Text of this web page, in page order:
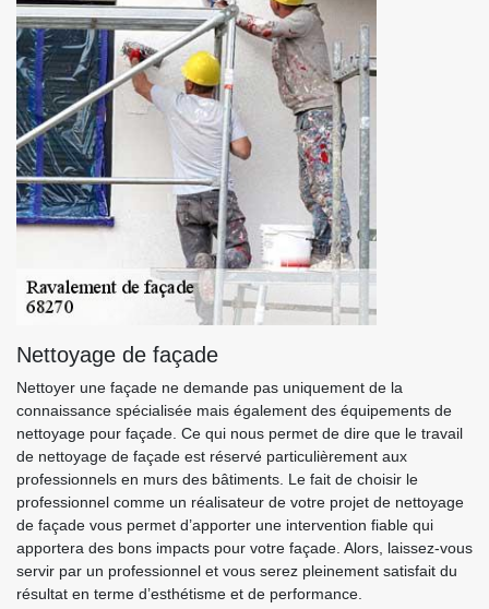
Nettoyage de façade
Nettoyer une façade ne demande pas uniquement de la
connaissance spécialisée mais également des équipements de
nettoyage pour façade. Ce qui nous permet de dire que le travail
de nettoyage de façade est réservé particulièrement aux
professionnels en murs des bâtiments. Le fait de choisir le
professionnel comme un réalisateur de votre projet de nettoyage
de façade vous permet d’apporter une intervention fiable qui
apportera des bons impacts pour votre façade. Alors, laissez-vous
servir par un professionnel et vous serez pleinement satisfait du
résultat en terme d’esthétisme et de performance.